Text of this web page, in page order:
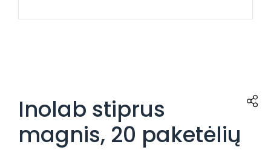
Inolab stiprus
magnis, 20 paketėlių